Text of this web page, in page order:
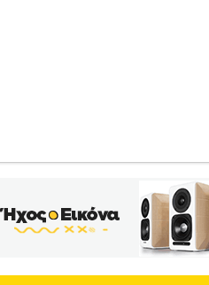
ΚΟΡΙΤΣΙ-ΖΑΚΕΤΕΣ-
χρώματα του μπεζ και του
της εταιρείας. Company info Η
ένδυση στην Ευρώπη. Η
100 χώρες μέσω ενός δικτύου